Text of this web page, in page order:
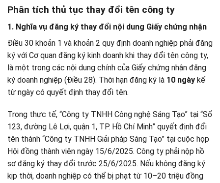
Phân tích thủ tục thay đổi tên công ty
1. Nghĩa vụ đăng ký thay đổi nội dung Giấy chứng nhận
Điều 30 khoản 1 và khoản 2 quy định doanh nghiệp phải đăng
ký với Cơ quan đăng ký kinh doanh khi thay đổi tên công ty,
là một trong các nội dung chính của Giấy chứng nhận đăng
ký doanh nghiệp (Điều 28). Thời hạn đăng ký là 10 ngày kể
từ ngày có quyết định thay đổi tên.
Trong thực tế, “Công ty TNHH Công nghệ Sáng Tạo” tại “Số
123, đường Lê Lợi, quận 1, TP. Hồ Chí Minh” quyết định đổi
tên thành “Công ty TNHH Giải pháp Sáng Tạo” tại cuộc họp
Hội đồng thành viên ngày 15/6/2025. Công ty phải nộp hồ
sơ đăng ký thay đổi trước 25/6/2025. Nếu không đăng ký
kịp thời, doanh nghiệp có thể bị phạt từ 10–20 triệu đồng